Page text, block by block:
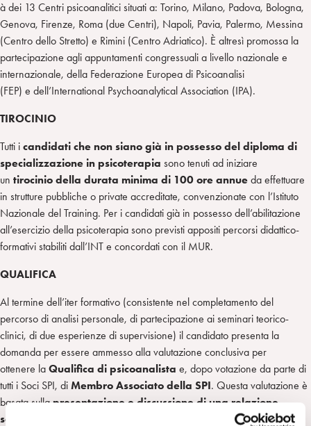
à dei 13 Centri psicoanalitici situati a: Torino, Milano, Padova, Bologna,
Genova, Firenze, Roma (due Centri), Napoli, Pavia, Palermo, Messina
(Centro dello Stretto) e Rimini (Centro Adriatico). È altresì promossa la
partecipazione agli appuntamenti congressuali a livello nazionale e
internazionale, della Federazione Europea di Psicoanalisi
(FEP) e dell’International Psychoanalytical Association (IPA).
TIROCINIO
Tutti i candidati che non siano già in possesso del diploma di
specializzazione in psicoterapia sono tenuti ad iniziare
un tirocinio della durata minima di 100 ore annue da effettuare
in strutture pubbliche o private accreditate, convenzionate con l’Istituto
Nazionale del Training. Per i candidati già in possesso dell’abilitazione
all’esercizio della psicoterapia sono previsti appositi percorsi didattico-
formativi stabiliti dall’INT e concordati con il MUR.
QUALIFICA
Al termine dell’iter formativo (consistente nel completamento del
percorso di analisi personale, di partecipazione ai seminari teorico-
clinici, di due esperienze di supervisione) il candidato presenta la
domanda per essere ammesso alla valutazione conclusiva per
ottenere la Qualifica di psicoanalista e, dopo votazione da parte di
tutti i Soci SPI, di Membro Associato della SPI. Questa valutazione è
basata sullapresentazione e discussione di una relazione
scritta sui due casi clinici controllati in supervisione.